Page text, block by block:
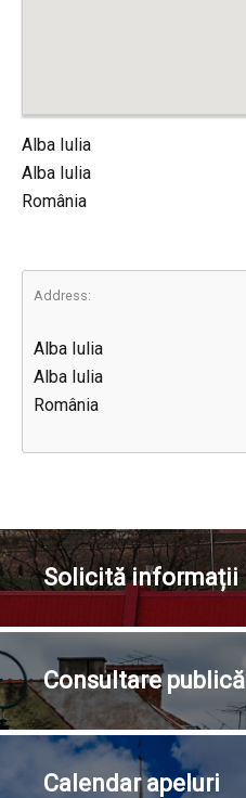
Alba Iulia
Alba Iulia
România
Address:
Alba Iulia
Alba Iulia
România
Solicităinformații
Consultarepublică
Calendarapeluri